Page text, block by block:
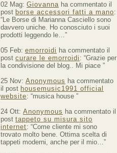
02 Mag: Giovanna ha commentato il
post borse accessori fatti a mano:
“Le Borse di Marianna Casciello sono
davvero uniche. Ho conosciuto i suoi
prodotti leggendo le…”
05 Feb: emorroidi ha commentato il
post curare le emorroidi : “Grazie per
la condivisione del blog.. Mi piace ”
25 Nov: Anonymous ha commentato
il post housemusic1991 official
website: “musica house ”
24 Ott: Anonymous ha commentato il
post tappeto su misura sito
internet: “Come cliente mi sono
trovato molto bene. Ottima scelta di
tappeti moderni, anche per il mio…”